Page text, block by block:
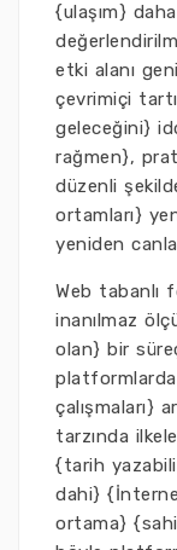
{ulaşım}
etki alanı
çevrimiçi
geleceğini}
rağmen},
düzenli
ortamları}
yeniden
Web tabanlı
inanılmaz
olan} bir
çalışmaları}
tarzında
{tarih
dahi}
ortama}